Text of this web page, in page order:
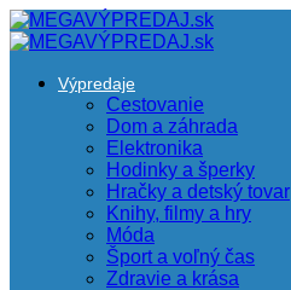
Výpredaje
Cestovanie
Dom a záhrada
Elektronika
Hodinky a šperky
Hračky a detský tovar
Knihy, filmy a hry
Móda
Šport a voľný čas
Zdravie a krása